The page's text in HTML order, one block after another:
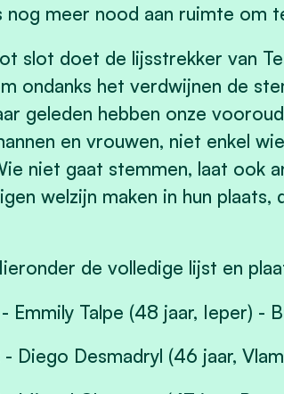
nog meer nood aan ruimte om
slot doet de lijsstrekker van
ondanks het verdwijnen de
geleden hebben onze
en vrouwen, niet enkel
niet gaat stemmen, laat ook
welzijn maken in hun
de volledige lijst en
- Emmily Talpe (48 jaar, Ieper) -
- Diego Desmadryl (46 jaar,